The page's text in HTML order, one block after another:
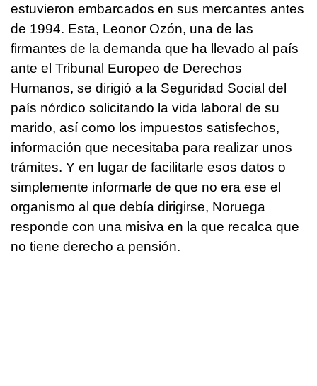
estuvieron embarcados en sus mercantes antes
de 1994. Esta, Leonor Ozón, una de las
firmantes de la demanda que ha llevado al país
ante el Tribunal Europeo de Derechos
Humanos, se dirigió a la Seguridad Social del
país nórdico solicitando la vida laboral de su
marido, así como los impuestos satisfechos,
información que necesitaba para realizar unos
trámites. Y en lugar de facilitarle esos datos o
simplemente informarle de que no era ese el
organismo al que debía dirigirse, Noruega
responde con una misiva en la que recalca que
no tiene derecho a pensión.